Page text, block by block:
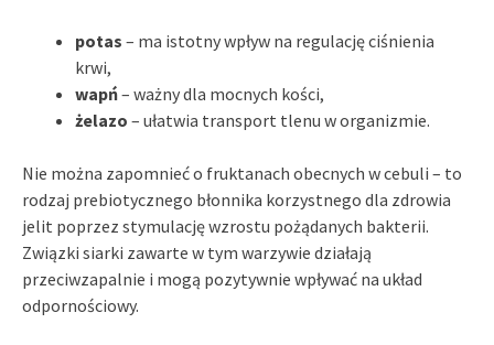
potas – ma istotny wpływ na regulację ciśnienia
krwi,
wapń– ważny dla mocnych kości,
żelazo – ułatwia transport tlenu w organizmie.
Nie można zapomnieć o fruktanach obecnych w cebuli – to
rodzaj prebiotycznego błonnika korzystnego dla zdrowia
jelit poprzez stymulację wzrostu pożądanych bakterii.
Związki siarki zawarte w tym warzywie działają
przeciwzapalnie i mogą pozytywnie wpływać na układ
odpornościowy.